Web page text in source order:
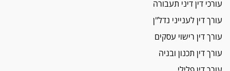
ביה"ד המשמעתי ביטל השעיה לצמיתות של
עורכת-דין שהביעה שמחה ב-7 באוקטובר
אשם
עו"ד הלל בבייב הורשע בהונאת עשרות לקוחות,
ההסדר: 7-9 שנות מאסר
עורכי דין דיני תעבורה
עורך דין לענייני נדל"ן
עורך דין רישוי עסקים
עורך דין תכנון ובניה